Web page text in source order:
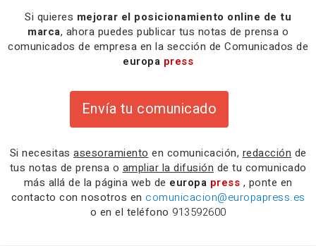
Si quieres mejorar el posicionamiento online de tu
marca, ahora puedes publicar tus notas de prensa o
comunicados de empresa en la sección de Comunicados de
europa press
Envía tu comunicado
Si necesitas asesoramiento en comunicación, redacción de
tus notas de prensa o ampliar la difusión de tu comunicado
más allá de la página web de europa press , ponte en
contacto con nosotros en comunicacion@europapress.es
o en el teléfono 913592600